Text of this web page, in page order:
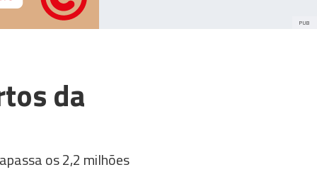
PUB
da
os 2,2 milhões